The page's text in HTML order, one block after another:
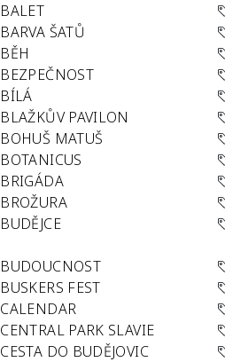
BALET
BARVA ŠATŮ
BĚH
BEZPEČNOST
BÍLÁ
BLAŽKŮV PAVILON
BOHUŠ MATUŠ
BOTANICUS
BRIGÁDA
BROŽURA
BUDĚJCE
BUDOUCNOST
BUSKERS FEST
CALENDAR
CENTRAL PARK SLAVIE
CESTA DO BUDĚJOVIC